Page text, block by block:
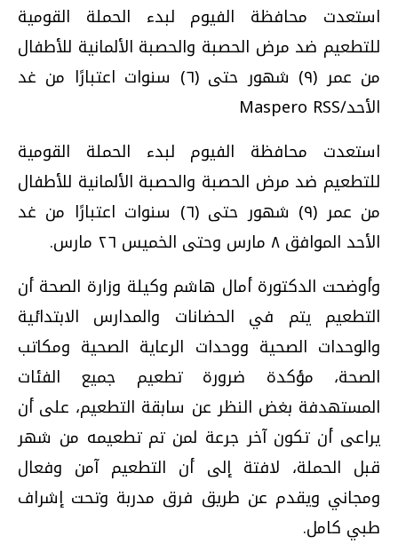
استعدت محافظة الفيوم لبدء الحملة القومية
للتطعيم ضد مرض الحصبة والحصبة الألمانية للأطفال
من عمر (٩) شهور حتى (٦) سنوات اعتبارًا من غد
الأحد/Maspero RSS
استعدت محافظة الفيوم لبدء الحملة القومية
للتطعيم ضد مرض الحصبة والحصبة الألمانية للأطفال
من عمر (٩) شهور حتى (٦) سنوات اعتبارًا من غد
الأحد الموافق ٨ مارس وحتى الخميس ٢٦ مارس
.
وأوضحت الدكتورة أمال هاشم وكيلة وزارة الصحة أن
التطعيم يتم في الحضانات والمدارس الابتدائية
والوحدات الصحية ووحدات الرعاية الصحية ومكاتب
الصحة، مؤكدة ضرورة تطعيم جميع الفئات
المستهدفة بغض النظر عن سابقة التطعيم، على أن
يراعى أن تكون آخر جرعة لمن تم تطعيمه من شهر
قبل الحملة، لافتة إلى أن التطعيم آمن وفعال
ومجاني ويقدم عن طريق فرق مدربة وتحت إشراف
طبي كامل.